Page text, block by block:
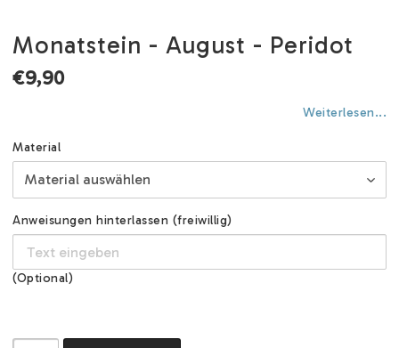
Monatstein - August - Peridot
€9,90
Weiterlesen...
Material
Anweisungen hinterlassen (freiwillig)
(Optional)